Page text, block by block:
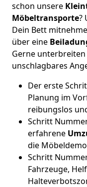
schon unsere
Möbeltransporte?
Dein Bett
über eine
Gerne
unschlagbares
Der erste
Planung im
reibungslos
Schritt
erfahrene
die
Schritt
Fahrzeuge,